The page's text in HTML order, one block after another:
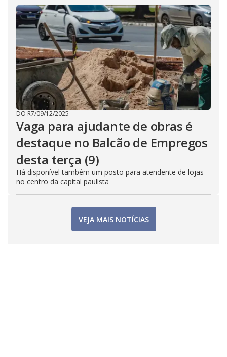
DO R7/09/12/2025
Vaga para ajudante de obras é
destaque no Balcão de Empregos
desta terça (9)
Há disponível também um posto para atendente de lojas
no centro da capital paulista
VEJA MAIS NOTÍCIAS